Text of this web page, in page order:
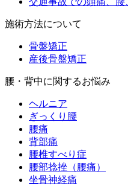
施術方法について
骨盤矯正
産後骨盤矯正
腰・背中に関するお悩み
ヘルニア
ぎっくり腰
腰痛
背部痛
腰椎すべり症
腰部捻挫（腰痛）
坐骨神経痛